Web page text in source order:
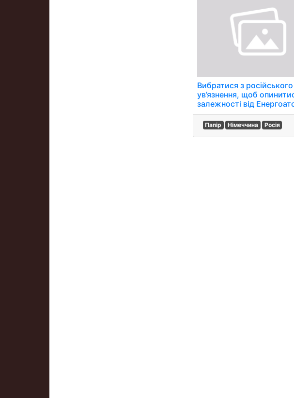
Вибратися з російського
ув’язнення, щоб
залежності від
Папір Німеччина Росія